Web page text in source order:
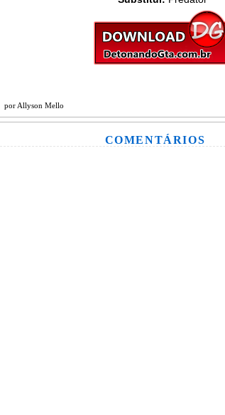
por Allyson Mello
COMENTÁRIOS